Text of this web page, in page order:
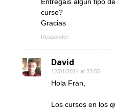
curso?
Gracias
Responder
David
12/01/2014 at 23:55
Hola Fran,
Los cursos en los